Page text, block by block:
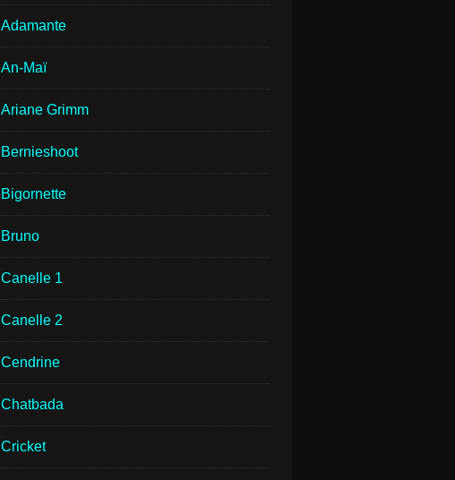
Adamante
An-Maï
Ariane Grimm
Bernieshoot
Bigornette
Bruno
Canelle 1
Canelle 2
Cendrine
Chatbada
Cricket